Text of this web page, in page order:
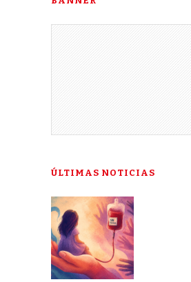
ÚLTIMAS NOTICIAS